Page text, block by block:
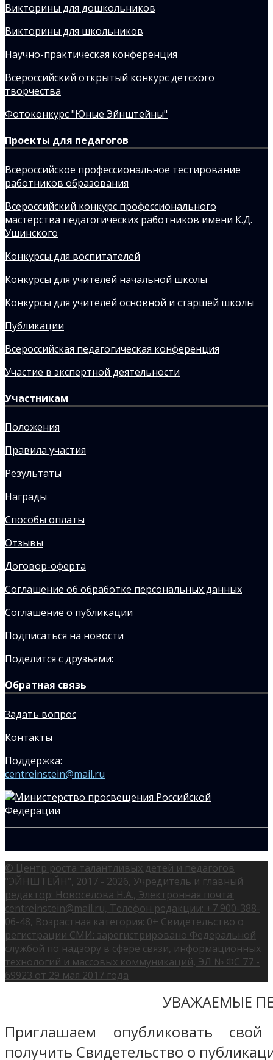
Викторины для дошкольников
Викторины для школьников
Научно-практическая конференция
Всероссийский открытый конкурс детского
творчества
Фотоконкурс "Юные Эйнштейны"
Проекты для педагогов
Всероссийское профессиональное тестирование
работников образования
Всероссийский конкурс профессионального
мастерства педагогических работников имени К.Д.
Ушинского
Конкурсы для воспитателей
Конкурсы для учителей начальной школы
Конкурсы для учителей основной и старшей школы
Публикации
Всероссийская педагогическая конференция
Участие в экспертной деятельности
Участникам
Положения
Правила участия
Результаты
Награды
Способы оплаты
Отзывы
Договор-оферта
Соглашение об обработке персональных данных
Соглашение о публикации
Подписаться на новости
Поделится с друзьями:
Обратная связь
Задать вопрос
Контакты
Поддержка:
centreinstein@mail.ru
© Центр роста талантливых детей и педагогов
"ЭЙНШТЕЙН", 2017 - 2026, Учредитель и главный
редактор: Новоселова Н.А., Электронная почта:
centreinstein@mail.ru, Телефон редакции: +7 900-388-
06-48, Возрастная категория: 0+ Свидетельство о
регистрации СМИ: зарегистрировано Федеральной
службой по надзору в сфере связи, информационных
технологий и массовых коммуникаций, ЭЛ № ФС 77 -
69923 от 29 мая 2017 года
УВАЖАЕМЫЕ
Приглашаем опубликовать
получить Свидетельство о